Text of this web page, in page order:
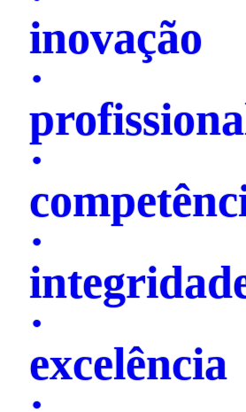
inovação
·
·
·
·
excelência